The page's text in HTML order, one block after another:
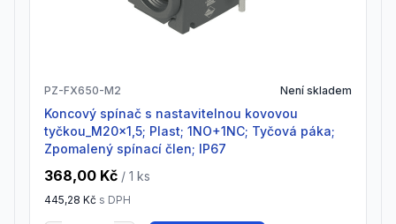
PZ-FX650-M2 Není skladem
Koncový spínač s nastavitelnou kovovou
tyčkou_M20x1,5; Plast; 1NO+1NC; Tyčová páka;
Zpomalený spínací člen; IP67
368,00 Kč / 1 ks
445,28 Kč s DPH